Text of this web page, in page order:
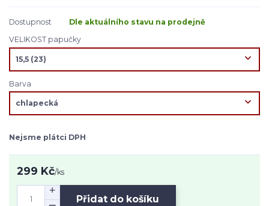
Dostupnost
Dle aktuálního stavu na prodejně
VELIKOST papučky
Barva
Nejsme plátci DPH
299 Kč/ks
Přidat do košíku